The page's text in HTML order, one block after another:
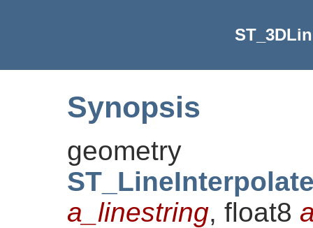
Synopsis
geometry
a_linestring, float8